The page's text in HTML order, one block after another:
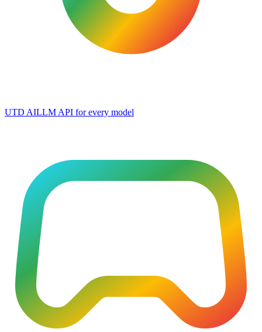
UTD AILLM API for every model